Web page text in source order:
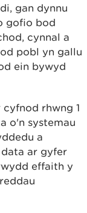
gan dynnu
gofio bod
cynnal a
pobl yn gallu
ein bywyd
rhwng 1
o'n systemau
a
data ar gyfer
effaith y